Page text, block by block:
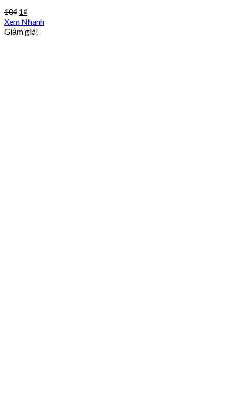
10₫ 1₫
Xem Nhanh
Giảm giá!